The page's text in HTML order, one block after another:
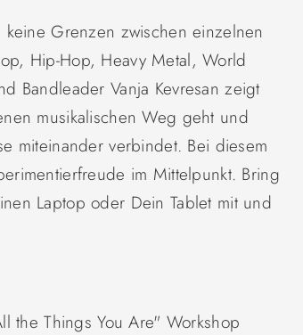
Grenzen zwischen einzelnen
Hip-Hop, Heavy Metal, World
Bandleader Vanja Kevresan zeigt
musikalischen Weg geht und
miteinander verbindet. Bei diesem
im Mittelpunkt. Bring
Laptop oder Dein Tablet mit und
the Things You Are" Workshop